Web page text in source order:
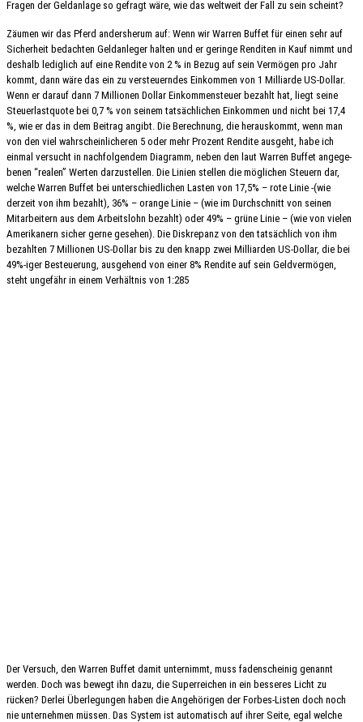
Fragen der Geld­an­la­ge so gefragt wäre, wie das welt­weit der Fall zu sein scheint?
Zäumen wir das Pferd anders­her­um auf: Wenn wir Warren Buffet für einen sehr auf
Sicher­heit bedach­ten Geld­an­le­ger halten und er gerin­ge Rendi­ten in Kauf nimmt und
deshalb ledig­lich auf eine Rendi­te von 2 % in Bezug auf sein Vermö­gen pro Jahr
kommt, dann wäre das ein zu versteu­ern­des Einkom­men von 1 Milli­ar­de US-Dollar.
Wenn er darauf dann 7 Millio­nen Dollar Einkom­men­steu­er bezahlt hat, liegt seine
Steu­er­last­quo­te bei 0,7 % von seinem tatsäch­li­chen Einkom­men und nicht bei 17,4
%, wie er das in dem Beitrag angibt. Die Berech­nung, die heraus­kommt, wenn man
von den viel wahr­schein­li­che­ren 5 oder mehr Prozent Rendi­te ausgeht, habe ich
einmal versucht in nach­fol­gen­dem Diagramm, neben den laut Warren Buffet ange­ge­
be­nen “realen” Werten darzu­stel­len. Die Linien stel­len die mögli­chen Steu­ern dar,
welche Warren Buffet bei unter­schied­li­chen Lasten von 17,5% – rote Linie -(wie
derzeit von ihm bezahlt), 36% – orange Linie – (wie im Durch­schnitt von seinen
Mitar­bei­tern aus dem Arbeits­lohn bezahlt) oder 49% – grüne Linie – (wie von vielen
Ameri­ka­nern sicher gerne gese­hen). Die Diskre­panz von den tatsäch­lich von ihm
bezahl­ten 7 Millio­nen US-Dollar bis zu den knapp zwei Milli­ar­den US-Dollar, die bei
49%-iger Besteue­rung, ausge­hend von einer 8% Rendi­te auf sein Geld­ver­mö­gen,
steht unge­fähr in einem Verhält­nis von 1:285
Der Versuch, den Warren Buffet damit unter­nimmt, muss faden­schei­nig genannt
werden. Doch was bewegt ihn dazu, die Super­rei­chen in ein besse­res Licht zu
rücken? Derlei Über­le­gun­gen haben die Ange­hö­ri­gen der Forbes-Listen doch noch
nie unter­neh­men müssen. Das System ist auto­ma­tisch auf ihrer Seite, egal welche